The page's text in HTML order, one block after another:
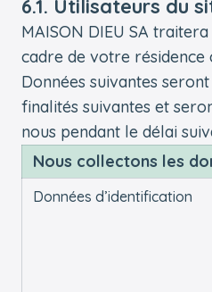
6.1. Utilisateurs du
MAISON DIEU SA
cadre de votre résidence
Données suivantes
finalités suivantes et
nous pendant le délai
Nous collectons les
Données d’identification